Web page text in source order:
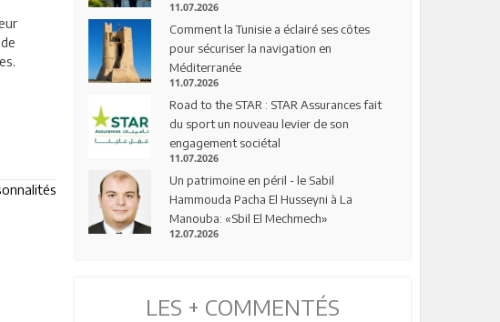
11.07.2026
Comment la Tunisie a éclairé ses côtes
pour sécuriser la navigation en
Méditerranée
11.07.2026
Road to the STAR : STAR Assurances fait
du sport un nouveau levier de son
engagement sociétal
11.07.2026
Un patrimoine en péril - le Sabil
Hammouda Pacha El Husseyni à La
Manouba: «Sbil El Mechmech»
12.07.2026
LES + COMMENTÉS